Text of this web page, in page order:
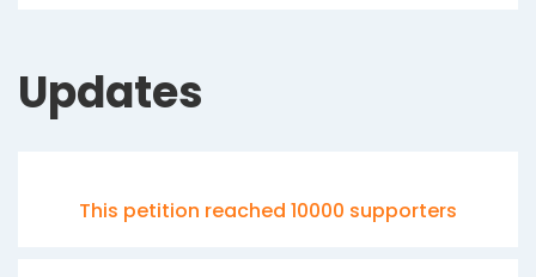
Updates
This petition reached 10000 supporters